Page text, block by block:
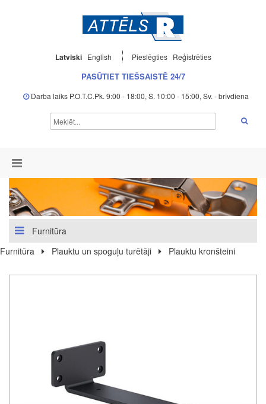
Latviski English Pieslēgties Reģistrēties
PASŪTIET TIEŠSAISTĒ 24/7
Darba laiks P.O.T.C.Pk. 9:00 - 18:00, S. 10:00 - 15:00, Sv. - brīvdiena
Furnitūra
Furnitūra
Plauktu un spoguļu turētāji Plauktu kronšteini